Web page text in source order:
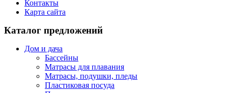
Контакты
Карта сайта
Каталог предложений
Дом и дача
Бассейны
Матрасы для плавания
Матрасы, подушки, пледы
Пластиковая посуда